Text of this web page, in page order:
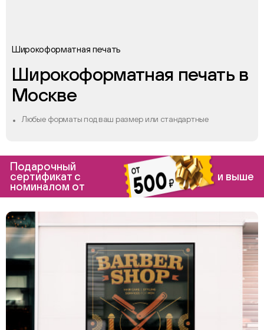
Широкоформатная печать
Широкоформатная печать в
Москве
Любые форматы под ваш размер или стандартные
Подарочный
сертификат с
номиналом от
и выше